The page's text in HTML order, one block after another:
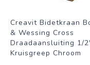
Creavit Bidetkraan
& Wessing Cross
Draadaansluiting 1/
Kruisgreep Chroom